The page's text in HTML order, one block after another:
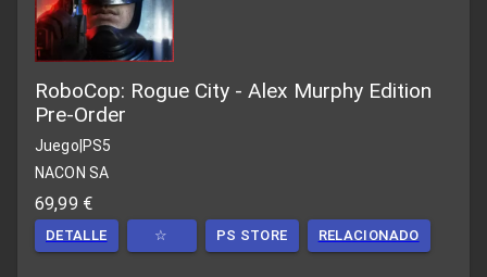
RoboCop: Rogue City - Alex Murphy Edition
Pre-Order
Juego PS5
NACON SA
69,99 €
DETALLE ☆ PS STORE RELACIONADO